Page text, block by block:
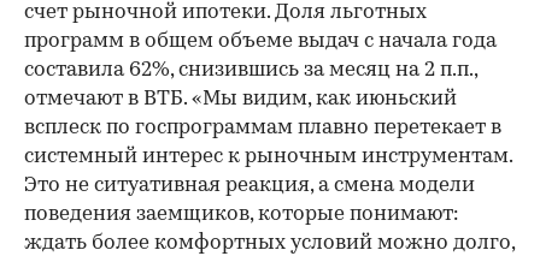
счет рыночной ипотеки. Доля льготных
программ в общем объеме выдач с начала года
составила 62%, снизившись за месяц на 2 п.п.,
отмечают в ВТБ. «Мы видим, как июньский
всплеск по госпрограммам плавно перетекает в
системный интерес к рыночным инструментам.
Это не ситуативная реакция, а смена модели
поведения заемщиков, которые понимают:
ждать более комфортных условий можно долго,